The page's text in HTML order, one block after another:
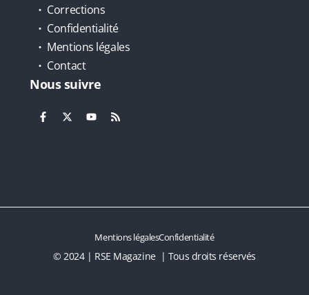
Corrections
Confidentialité
Mentions légales
Contact
Nous suivre
© 2024 | RSE Magazine | Tous droits réservés
Mentions légalesConfidentialité